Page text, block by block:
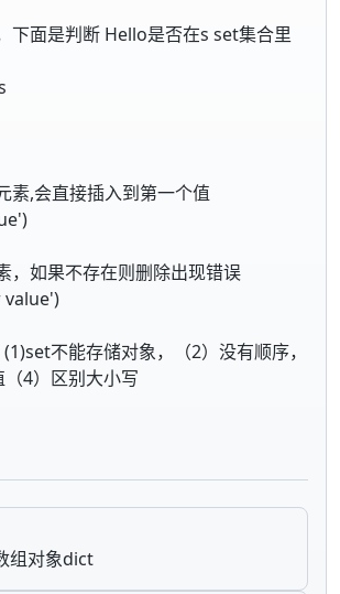
下面是判断 Hello是否在s set集合里
素,会直接插入到第一个值
，如果不存在则删除出现错误
不能存储对象，（2）没有顺序，
4）区别大小写
组对象dict